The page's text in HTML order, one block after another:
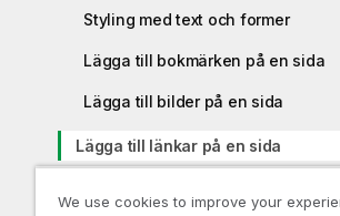
Styling med text och former
Lägga till bokmärken på en sida
Lägga till bilder på en sida
Lägga till länkar på en sida
We use cookies to improve your